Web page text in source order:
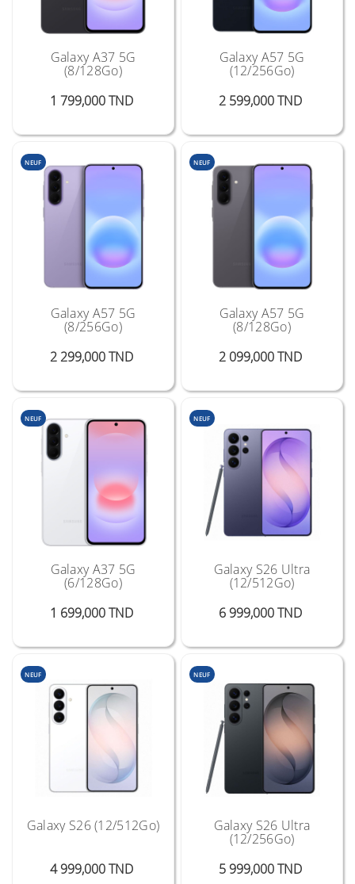
Galaxy A37 5G
(8/128Go)
1 799,000 TND
Galaxy A57 5G
(12/256Go)
2 599,000 TND
NEUF
Galaxy A57 5G
(8/256Go)
2 299,000 TND
NEUF
Galaxy A57 5G
(8/128Go)
2 099,000 TND
NEUF
Galaxy A37 5G
(6/128Go)
1 699,000 TND
NEUF
Galaxy S26 Ultra
(12/512Go)
6 999,000 TND
NEUF
Galaxy S26 (12/512Go)
4 999,000 TND
NEUF
Galaxy S26 Ultra
(12/256Go)
5 999,000 TND